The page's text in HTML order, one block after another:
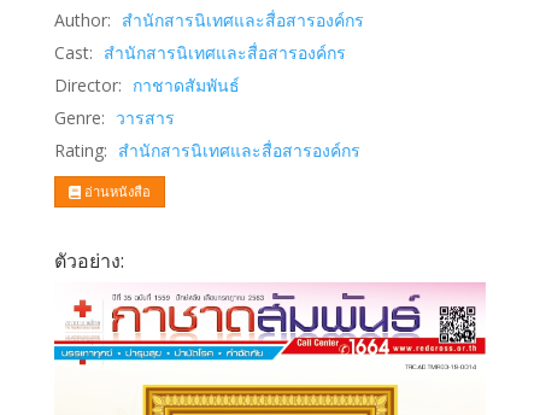
Author: สำนักสารนิเทศและสื่อสารองค์กร
Cast: สำนักสารนิเทศและสื่อสารองค์กร
Director: กาชาดสัมพันธ์
Genre: วารสาร
Rating: สำนักสารนิเทศและสื่อสารองค์กร
อ่านหนังสือ
ตัวอย่าง: